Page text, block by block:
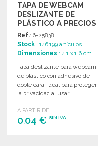
TAPA DE WEBCAM
DESLIZANTE DE
PLÁSTICO A PRECIOS
DE MAYORISTA
Ref.16-25838
Stock : 146 199 artículos
Dimensiones : 4.1 x 1.6 cm
Tapa deslizante para webcam
de plástico con adhesivo de
doble cara. Ideal para proteger
la privacidad al usar
A PARTIR DE
0,04 € SIN IVA